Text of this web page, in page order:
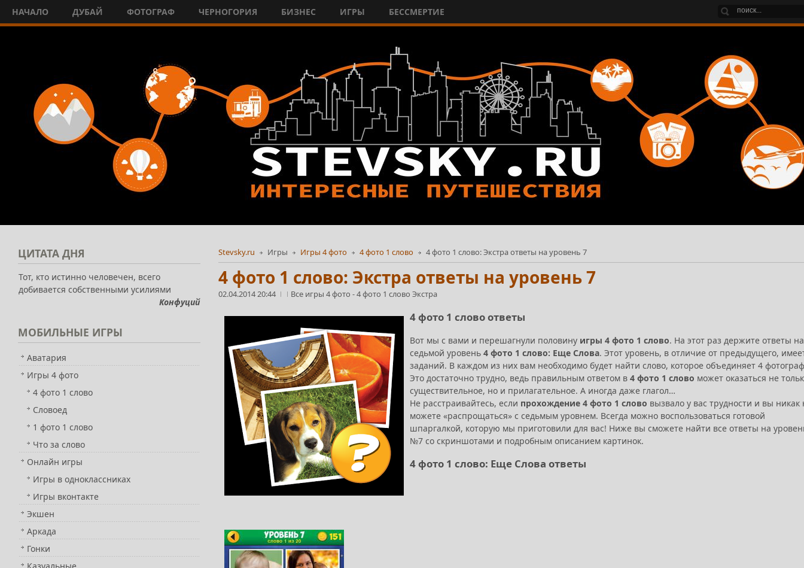
НАЧАЛО ДУБАЙ ФОТОГРАФ ЧЕРНОГОРИЯ БИЗНЕС ИГРЫ БЕССМЕРТИЕ
Stevsky.ru Игры Игры 4 фото 4 фото 1 слово 4 фото 1 слово: Экстра ответы на уровень 7
4 фото 1 слово: Экстра ответы на уровень 7
02.04.2014 20:44 Все игры 4 фото -4 фото 1 слово Экстра
4 фото 1 слово ответы
Вот мы с вами и перешагнули половину игры 4 фото 1 слово. На этот раз держите ответы на
седьмой уровень 4 фото 1 слово: Еще Слова. Этот уровень, в отличие от предыдущего,
заданий. В каждом из них вам необходимо будет найти слово, которое объединяет 4
Это достаточно трудно, ведь правильным ответом в 4 фото 1 слово может оказаться не
существительное, но и прилагательное. А иногда даже глагол…
Не расстраивайтесь, если прохождение 4 фото 1 слово вызвало у вас трудности и вы никак
можете «распрощаться» с седьмым уровнем. Всегда можно воспользоваться готовой
шпаргалкой, которую мы приготовили для вас! Ниже вы сможете найти все ответы на
№7 со скриншотами и подробным описанием картинок.
4 фото 1 слово: Еще Слова ответы
ЦИТАТА ДНЯ
Тот, кто истинно человечен, всего
добивается собственными усилиями
Конфуций
МОБИЛЬНЫЕ ИГРЫ
Аватария
Игры 4 фото
4 фото 1 слово
Словоед
1 фото 1 слово
Что за слово
Онлайн игры
Игры в одноклассниках
Игры вконтакте
Экшен
Аркада
Гонки